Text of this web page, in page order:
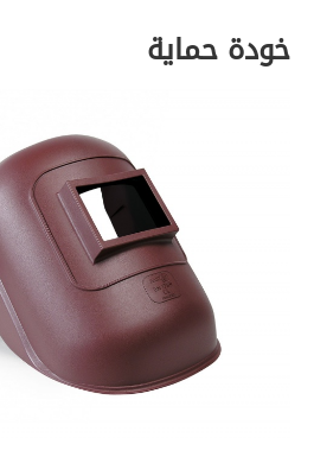
خودة حماية